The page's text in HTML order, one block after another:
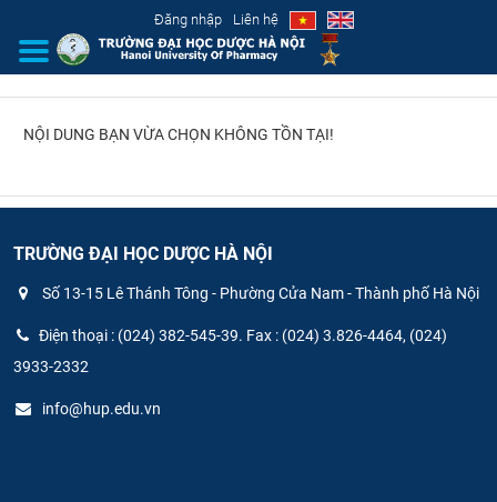
Đăng nhập Liên hệ
GIỚI THIỆU
CƠ CẤU TỔ CHỨC
TUYỂN SINH
ĐẢM BẢO CHẤT LƯỢNG
KHOA HỌC CÔNG NGHỆ
NỘI DUNG BẠN VỪA CHỌN KHÔNG TỒN TẠI!
TRƯỜNG ĐẠI HỌC DƯỢC HÀ NỘI
Số 13-15 Lê Thánh Tông - Phường Cửa Nam - Thành phố Hà Nội
Điện thoại : (024) 382-545-39. Fax : (024) 3.826-4464, (024)
3933-2332
info@hup.edu.vn